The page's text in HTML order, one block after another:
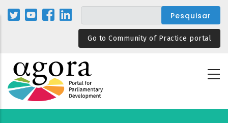
Passar
para
Go to Community of Practice portal